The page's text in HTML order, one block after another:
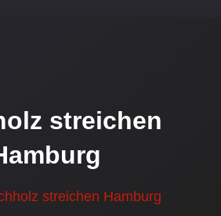
streichen
streichen Hamburg